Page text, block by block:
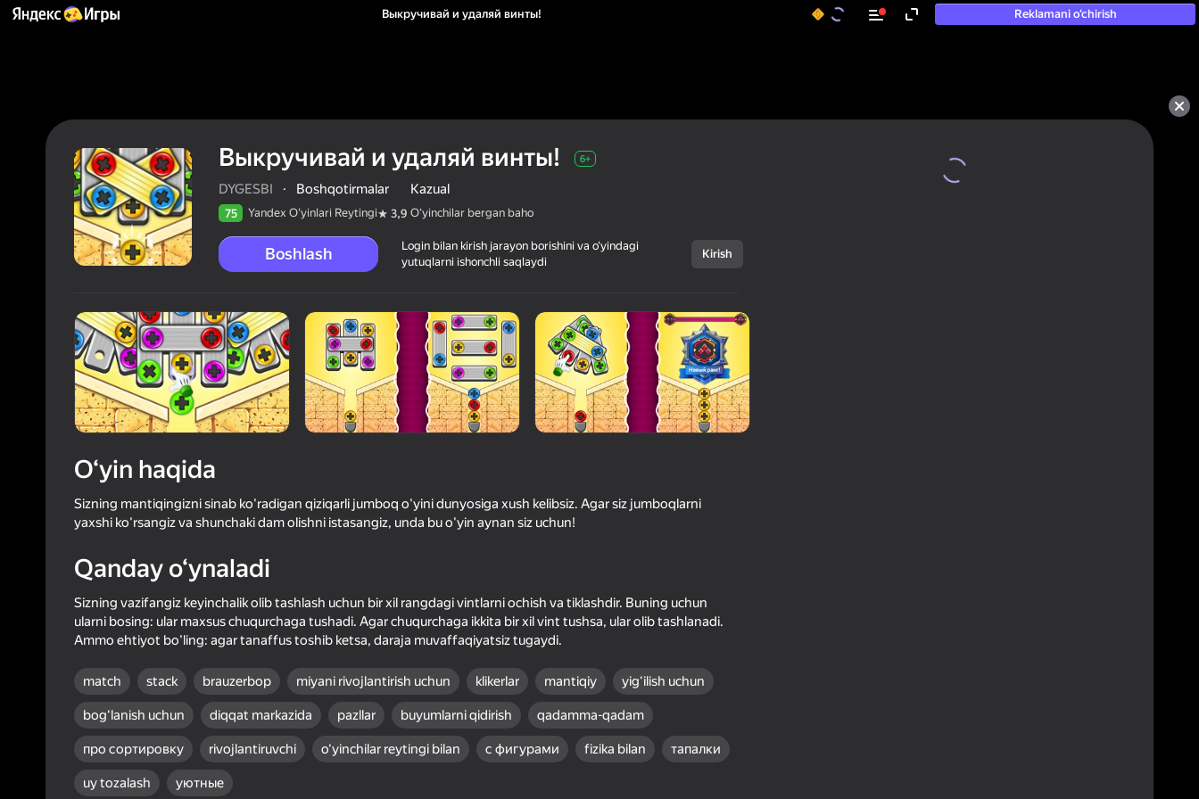
Выкручивай и удаляй винты! Reklamani o‘chirish
50+ eng yaxshi o‘yinlar, hatto
«o‘ynamaydigan» odamlar ham
Bekor qilish
Выкручивай и
удаляй винты!
6+
DYGESBI
Boshqotirmalar
Kazual
75 Yandex O'yinlari Reytingi
3,9 Oʻyinchilar bergan baho
Boshlash
Oʻyin haqida batafsil
Выкручивай и удаляй винты! 6+
DYGESBI · Boshqotirmalar Kazual
75 Yandex O'yinlari Reytingi 3,9 Oʻyinchilar bergan baho
Boshlash
Login bilan kirish jarayon borishini va o‘yindagi
yutuqlarni ishonchli saqlaydi
Kirish
O‘yin haqida
Sizning mantiqingizni sinab ko'radigan qiziqarli jumboq o'yini dunyosiga xush kelibsiz. Agar siz jumboqlarni
yaxshi ko'rsangiz va shunchaki dam olishni istasangiz, unda bu o'yin aynan siz uchun!
Qanday o‘ynaladi
Sizning vazifangiz keyinchalik olib tashlash uchun bir xil rangdagi vintlarni ochish va tiklashdir. Buning uchun
ularni bosing: ular maxsus chuqurchaga tushadi. Agar chuqurchaga ikkita bir xil vint tushsa, ular olib tashlanadi.
Ammo ehtiyot bo'ling: agar tanaffus toshib ketsa, daraja muvaffaqiyatsiz tugaydi.
match stack brauzerbop miyani rivojlantirish uchun klikerlar mantiqiy yig‘ilish uchun
bog‘lanish uchun diqqat markazida pazllar buyumlarni qidirish qadamma-qadam
про сортировку rivojlantiruvchi o‘yinchilar reytingi bilan с фигурами fizika bilan тапалки
uy tozalash уютные